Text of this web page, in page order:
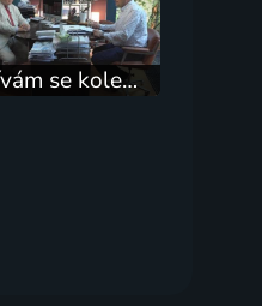
Dívám se kolem sebe